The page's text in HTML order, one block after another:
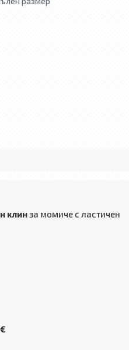
клинза момиче с ластичен